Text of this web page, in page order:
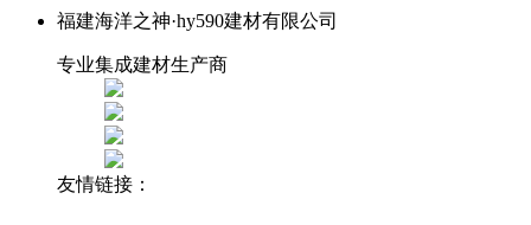
福建海洋之神·hy590建材有限公司
专业集成建材生产商
友情链接：